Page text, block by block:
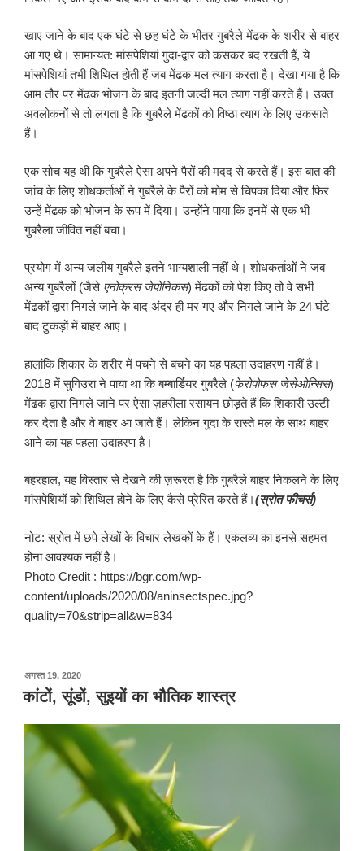
खाए जाने के बाद एक घंटे से छह घंटे के भीतर गुबरैले मेंढक के शरीर से बाहर
आ गए थे। सामान्यत: मांसपेशियां गुदा-द्वार को कसकर बंद रखती हैं, ये
मांसपेशियां तभी शिथिल होती हैं जब मेंढक मल त्याग करता है। देखा गया है कि
आम तौर पर मेंढक भोजन के बाद इतनी जल्दी मल त्याग नहीं करते हैं। उक्त
अवलोकनों से तो लगता है कि गुबरैले मेंढकों को विष्ठा त्याग के लिए उकसाते
हैं।
एक सोच यह थी कि गुबरैले ऐसा अपने पैरों की मदद से करते हैं। इस बात की
जांच के लिए शोधकर्ताओं ने गुबरैले के पैरों को मोम से चिपका दिया और फिर
उन्हें मेंढक को भोजन के रूप में दिया। उन्होंने पाया कि इनमें से एक भी
गुबरैला जीवित नहीं बचा।
प्रयोग में अन्य जलीय गुबरैले इतने भाग्यशाली नहीं थे। शोधकर्ताओं ने जब
अन्य गुबरैलों (जैसे एनोक्रस जेपोनिकस) मेंढकों को पेश किए तो वे सभी
मेंढकों द्वारा निगले जाने के बाद अंदर ही मर गए और निगले जाने के 24 घंटे
बाद टुकड़ों में बाहर आए।
हालांकि शिकार के शरीर में पचने से बचने का यह पहला उदाहरण नहीं है।
2018 में सुगिउरा ने पाया था कि बम्बार्डियर गुबरैले (फेरोपोफस जेसेओन्सिस)
मेंढक द्वारा निगले जाने पर ऐसा ज़हरीला रसायन छोड़ते हैं कि शिकारी उल्टी
कर देता है और वे बाहर आ जाते हैं। लेकिन गुदा के रास्ते मल के साथ बाहर
आने का यह पहला उदाहरण है।
बहरहाल, यह विस्तार से देखने की ज़रूरत है कि गुबरैले बाहर निकलने के लिए
मांसपेशियों को शिथिल होने के लिए कैसे प्रेरित करते हैं।(स्रोत फीचर्स)
नोट: स्रोत में छपे लेखों के विचार लेखकों के हैं। एकलव्य का इनसे सहमत
होना आवश्यक नहीं है।
Photo Credit : https://bgr.com/wp-
content/uploads/2020/08/aninsectspec.jpg?
quality=70&strip=all&w=834
अगस्त 19, 2020पर
प्रकाशित
किया
कांटों, सूंडों, सुइयों का भौतिक शास्त्र